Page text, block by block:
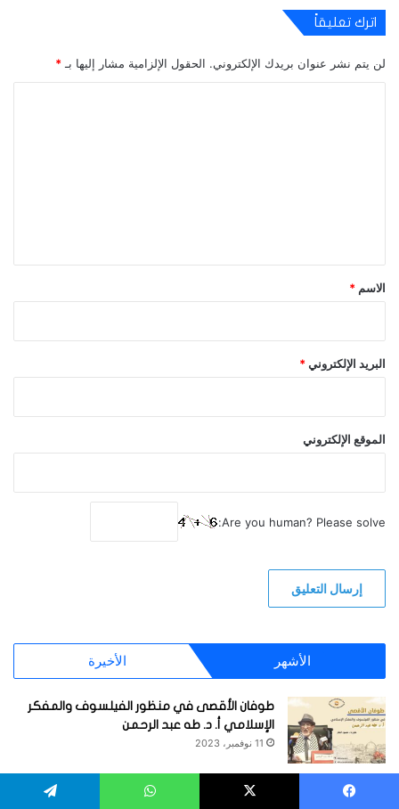
اترك تعليقاً
لن يتم نشر عنوان بريدك الإلكتروني. الحقول الإلزامية مشار إليها بـ *
*
الاسم *
البريد الإلكتروني *
الموقع الإلكتروني
Are you human? Please solve:
الأشهر الأخيرة
طوفان الأقصى في منظور الفيلسوف والمفكر
الإسلامي أ. د. طه عبد الرحمن
11 نوفمبر، 2023
تطور التعليم في مصر تحت الاستقلال المنقوص